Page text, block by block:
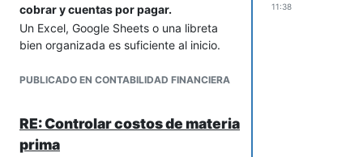
cobrar y cuentas por pagar.
Un Excel, Google Sheets o una libreta
bien organizada es suficiente al inicio.
Guarda siempre facturas, recibos o
con dinero del negocio. Si lo haces,
tu contabilidad perderá sentido.
PUBLICADO EN CONTABILIDAD FINANCIERA
11:38
RE: Controlar costos de materia
prima